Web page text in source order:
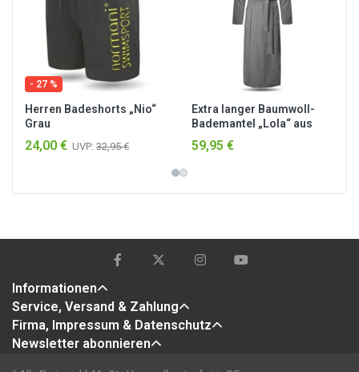
- 27 %
Herren Badeshorts „Nio“
Grau
24,00 € UVP: 32,95 €
Extra langer Baumwoll-
Bademantel „Lola“ aus
100 % Baumwolle Grau
59,95 €
Informationen
Service, Versand & Zahlung
Firma, Impressum & Datenschutz
Newsletter abonnieren